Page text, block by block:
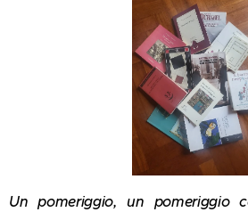
Un pomeriggio, un pomeriggio